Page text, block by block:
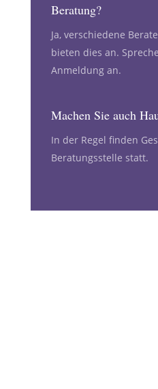
Beratung?
Ja, verschiedene
bieten dies an.
Anmeldung an.
Machen Sie auch
In der Regel finden
Beratungsstelle statt.